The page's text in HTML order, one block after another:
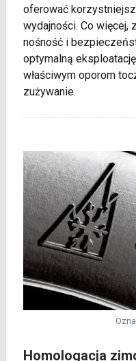
oferować
wydajności. Co więcej,
nośność i
optymalną
właściwym oporom
zużywanie.
Homologacja